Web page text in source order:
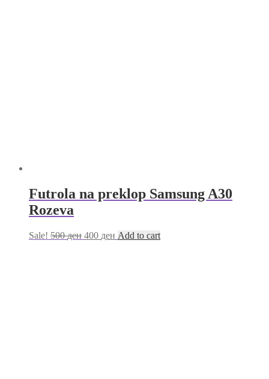
Futrola na preklop Samsung A30
Rozeva
Sale! 500ден 400 ден Add to cart